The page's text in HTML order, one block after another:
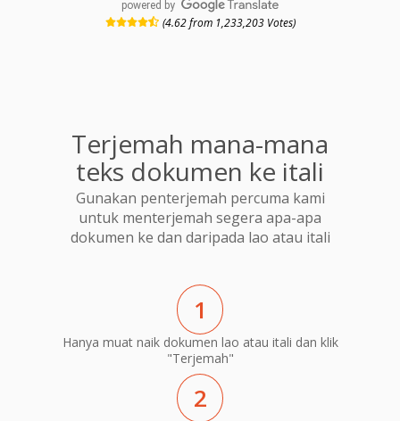
powered by
(4.62 from 1,233,203 Votes)
Terjemah mana-mana
teks dokumen ke itali
Gunakan penterjemah percuma kami
untuk menterjemah segera apa-apa
dokumen ke dan daripada lao atau itali
1
Hanya muat naik dokumen lao atau itali dan klik
"Terjemah"
2